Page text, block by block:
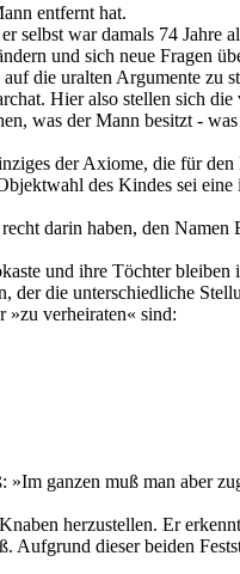
entfernt hat.
war damals 74 Jahre
und sich neue Fragen
die uralten Argumente zu
Hier also stellen sich
was der Mann besitzt -
der Axiome, die für
des Kindes sei eine
darin haben, den
und ihre Töchter
der die unterschiedliche
»zu verheiraten« sind:
»Im ganzen muß man aber
herzustellen. Er
Aufgrund dieser beiden